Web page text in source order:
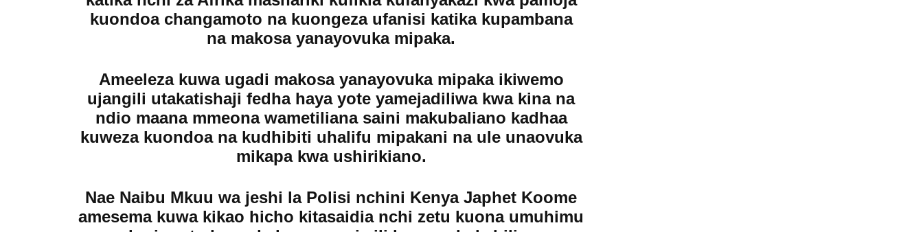
kuondoa changamoto na kuongeza ufanisi katika kupambana
na makosa yanayovuka mipaka.
Ameeleza kuwa ugadi makosa yanayovuka mipaka ikiwemo
ujangili utakatishaji fedha haya yote yamejadiliwa kwa kina na
ndio maana mmeona wametiliana saini makubaliano kadhaa
kuweza kuondoa na kudhibiti uhalifu mipakani na ule unaovuka
mikapa kwa ushirikiano.
Nae Naibu Mkuu wa jeshi la Polisi nchini Kenya Japhet Koome
amesema kuwa kikao hicho kitasaidia nchi zetu kuona umuhimu